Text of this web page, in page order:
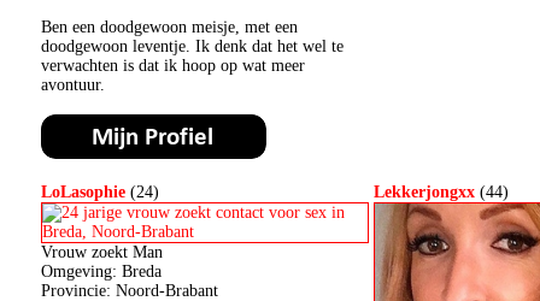
Ben een doodgewoon meisje, met een
doodgewoon leventje. Ik denk dat het wel te
verwachten is dat ik hoop op wat meer
avontuur.
LoLasophie (24)
Vrouw zoekt Man
Omgeving: Breda
Provincie: Noord-Brabant
Lekkerjongxx (44)